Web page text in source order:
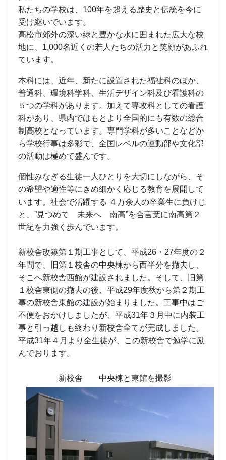
制高校となっています。専門学科が多いことなどか
ら学校行事は多彩で、全国レベルの運動部や文化部
の活動は極めて盛んです。
個性みなぎる生徒一人ひとりを大切にしながら、そ
の希望や適性等にきめ細かく応じる教育を展開して
います。社会で活躍する ４万余人の卒業生に負けじ
と、”見つめて 未来へ 南高”を合言葉に南高第２
世紀を力強く歩んでいます。
新校舎改築第１期工事として、平成26・27年度の２
年間で、旧第１校舎の中央棟から西半分を撤去し、
そこへ新校舎西館が建設されました。そして、旧第
事の新校舎東館の建設が始まりました。工事中はご
不便をおかけしましたが、平成31年３月中に内装工
事と引っ越しも終わり新校舎全てが完成しました。
平成31年４月より全生徒が、この新校舎で勉学に励
んでおります。
新校舎 中央棟と東館を撮影